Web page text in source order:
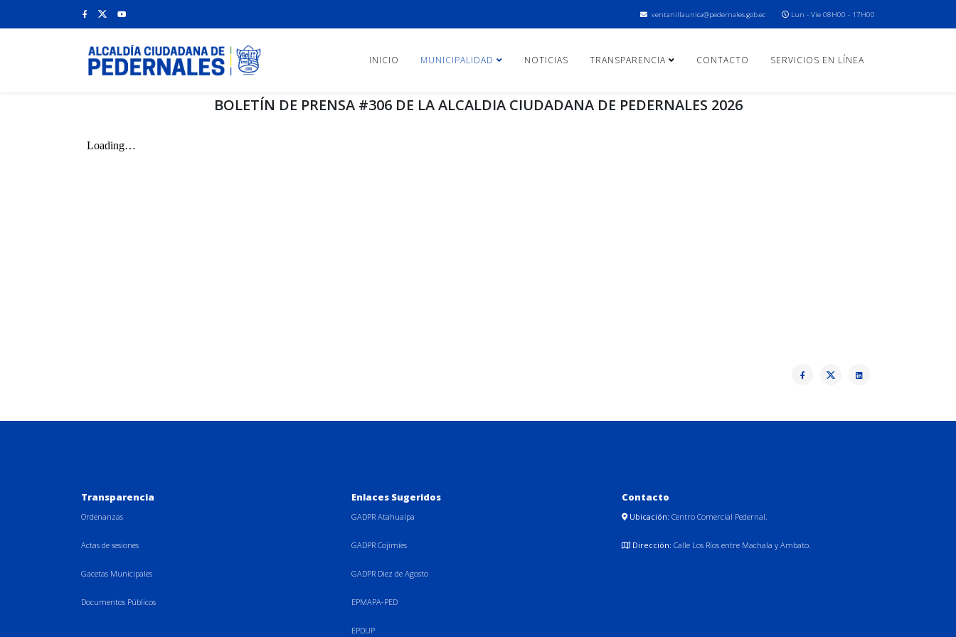
ventanillaunica@pedernales.gob.ec Lun - Vie 08H00 - 17H00
INICIO MUNICIPALIDAD NOTICIAS TRANSPARENCIA CONTACTO SERVICIOS EN LÍNEA
BOLETÍN DE PRENSA #306 DE LA ALCALDIA CIUDADANA DE PEDERNALES 2026
Transparencia
Ordenanzas
Actas de sesiones
Gacetas Municipales
Documentos Públicos
Enlaces Sugeridos
GADPR Atahualpa
GADPR Cojimíes
GADPR Diez de Agosto
EPMAPA-PED
EPDUP
Contacto
Ubicación: Centro Comercial Pedernal.
Dirección: Calle Los Ríos entre Machala y Ambato.